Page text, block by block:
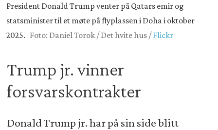
President Donald Trump venter på Qatars emir og
statsminister til et møte på flyplassen i Doha i oktober
2025. Foto: Daniel Torok / Det hvite hus /Flickr
Trump jr. vinner
forsvarskontrakter
Donald Trump jr. har på sin side blitt